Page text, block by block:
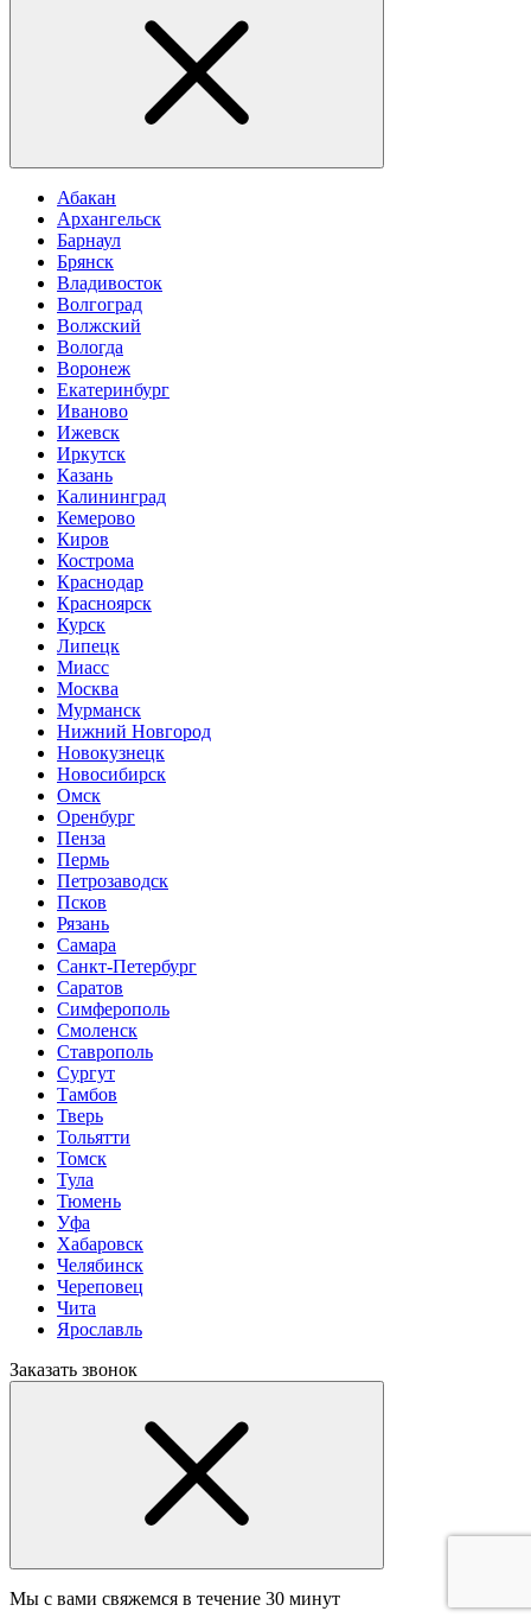
Абакан
Архангельск
Барнаул
Брянск
Владивосток
Волгоград
Волжский
Вологда
Воронеж
Екатеринбург
Иваново
Ижевск
Иркутск
Казань
Калининград
Кемерово
Киров
Кострома
Краснодар
Красноярск
Курск
Липецк
Миасс
Москва
Мурманск
Нижний Новгород
Новокузнецк
Новосибирск
Омск
Оренбург
Пенза
Пермь
Петрозаводск
Псков
Рязань
Самара
Санкт-Петербург
Саратов
Симферополь
Смоленск
Ставрополь
Сургут
Тамбов
Тверь
Тольятти
Томск
Тула
Тюмень
Уфа
Хабаровск
Челябинск
Череповец
Чита
Ярославль
Заказать звонок
Мы с вами свяжемся в течение 30 минут